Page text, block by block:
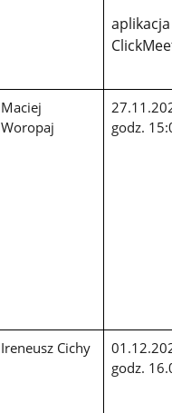
aplikacja
Maciej
Woropaj
godz.
Ireneusz Cichy
godz.